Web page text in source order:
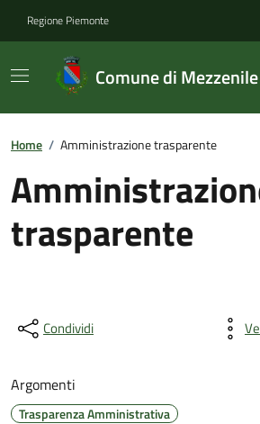
Regione Piemonte
Comune di Mezzenile
Home / Amministrazione trasparente
trasparente
Condividi
Argomenti
Trasparenza Amministrativa